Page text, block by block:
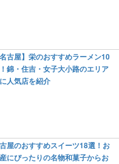
名古屋】栄のおすすめラーメン10
錦・住吉・女子大小路のエリア
人気店を紹介
屋のおすすめスイーツ18選！お
にぴったりの名物和菓子からお